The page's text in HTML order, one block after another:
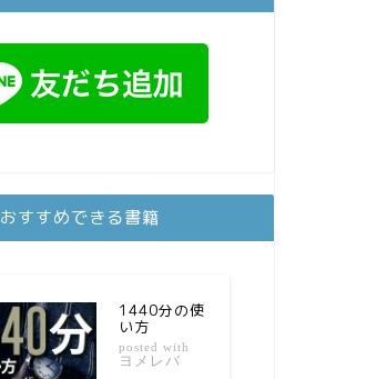
おすすめできる書籍
1440分の使
い方
posted with
ヨメレバ